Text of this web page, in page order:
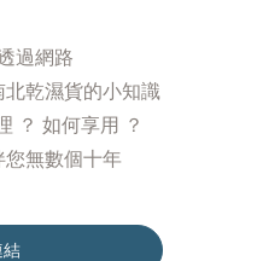
過網路
乾濕貨的小知識
？ 如何享用 ？
無數個十年
結